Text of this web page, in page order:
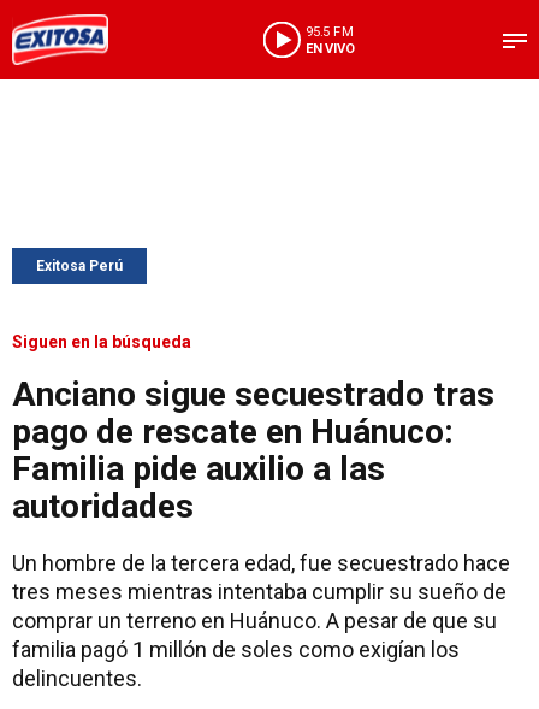
95.5 FM
EN VIVO
Exitosa Perú
Siguen en la búsqueda
Anciano sigue secuestrado tras
pago de rescate en Huánuco:
Familia pide auxilio a las
autoridades
Un hombre de la tercera edad, fue secuestrado hace
tres meses mientras intentaba cumplir su sueño de
comprar un terreno en Huánuco. A pesar de que su
familia pagó 1 millón de soles como exigían los
delincuentes.